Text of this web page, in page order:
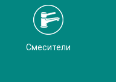
Смесители